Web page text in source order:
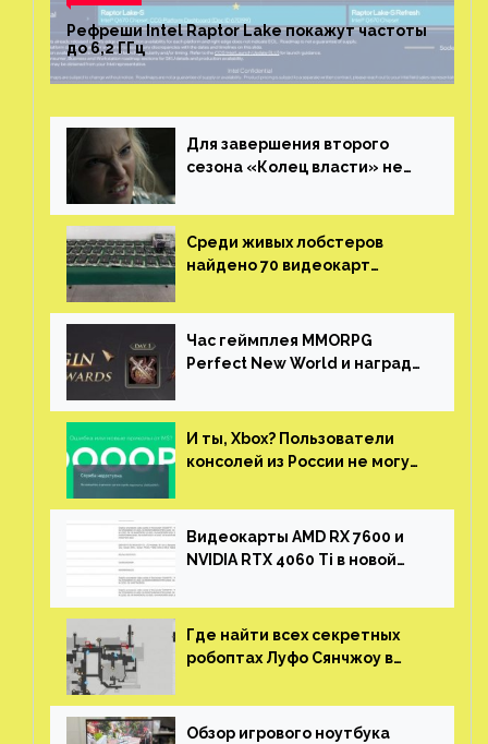
Рефреши Intel Raptor Lake покажут частоты
до 6,2 ГГц
Для завершения второго
сезона «Колец власти» не
Среди живых лобстеров
найдено 70 видеокарт
китайской таможни
Час геймплея MMORPG
Perfect New World и награды
И ты, Xbox? Пользователи
консолей из России не могут
Видеокарты AMD RX 7600 и
NVIDIA RTX 4060 Ti в новой
Где найти всех секретных
робоптах Луфо Сянчжоу в
Обзор игрового ноутбука